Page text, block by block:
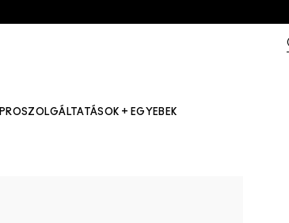
PROSZOLGÁLTATÁSOK + EGYEBEK